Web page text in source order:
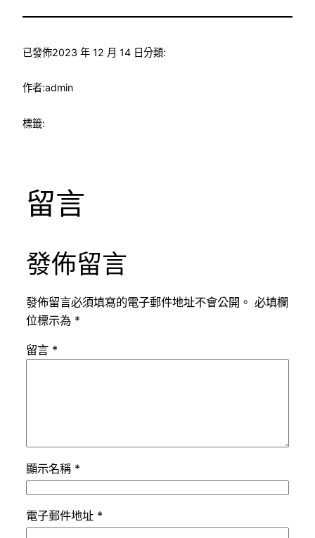
已發佈2023 年 12 月 14 日分類:
作者:admin
標籤:
留言
發佈留言
發佈留言必須填寫的電子郵件地址不會公開。 必填欄
位標示為 *
留言 *
顯示名稱 *
電子郵件地址 *